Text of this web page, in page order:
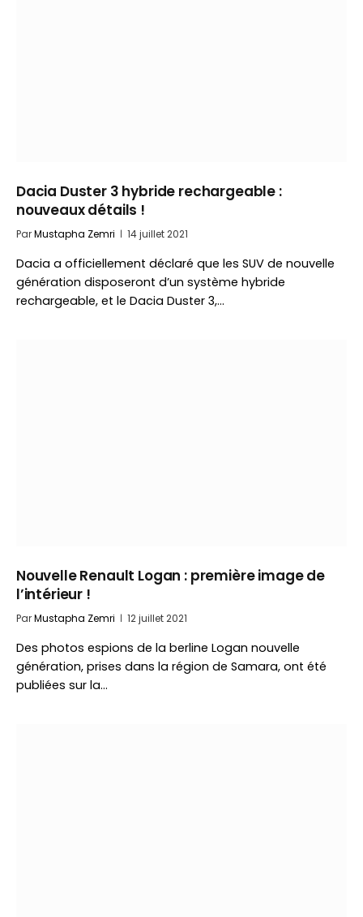
Dacia Duster 3 hybride rechargeable :
nouveaux détails !
ParMustapha Zemri 14 juillet 2021
Dacia a officiellement déclaré que les SUV de nouvelle
génération disposeront d’un système hybride
rechargeable, et le Dacia Duster 3,…
Nouvelle Renault Logan : première image de
l’intérieur !
ParMustapha Zemri 12 juillet 2021
Des photos espions de la berline Logan nouvelle
génération, prises dans la région de Samara, ont été
publiées sur la…